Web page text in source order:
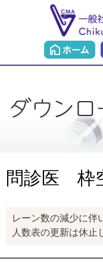
問診医 枠
レーン数の減少に
人数表の更新は休止